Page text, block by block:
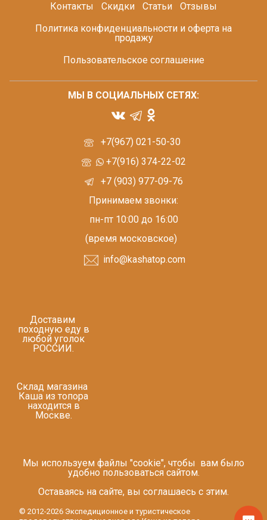
Контакты
Скидки Статьи
Отзывы
Политика конфиденциальности и оферта на
продажу
Пользовательское соглашение
+7(967) 021-50-30
+7(916) 374-22-02
+7 (903) 977-09-76
Принимаем звонки:
пн-пт 10:00 до 16:00
(время московское)
info@kashatop.com
Доставим
походную еду в
любой уголок
РОССИИ.
Склад магазина
Каша из топора
находится в
Москве.
МЫ В СОЦИАЛЬНЫХ СЕТЯХ:
Мы используем файлы "cookie", чтобы вам было
удобно пользоваться сайтом.
Оставаясь на сайте, вы соглашаесь с этим.
© 2012-2026 Экспедиционное и туристическое